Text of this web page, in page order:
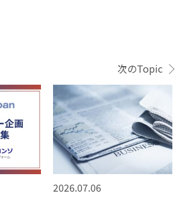
2026.07.06
次のTopic